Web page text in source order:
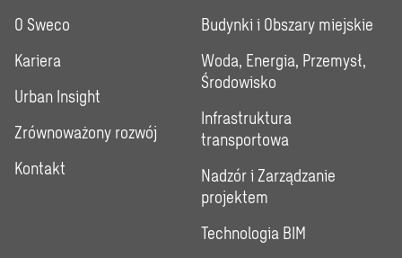
O Sweco
Kariera
Urban Insight
Zrównoważony rozwój
Kontakt
Budynki i Obszary miejskie
Woda, Energia, Przemysł,
Środowisko
Infrastruktura
transportowa
Nadzór i Zarządzanie
projektem
Technologia BIM